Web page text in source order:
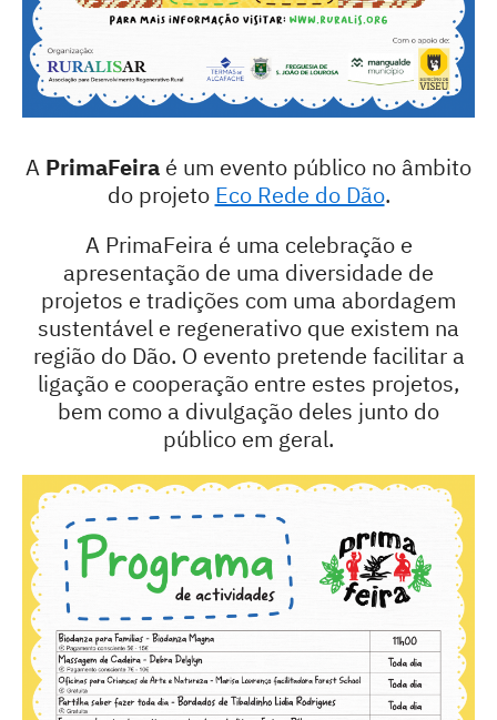
A PrimaFeira é um evento público no âmbito
do projeto Eco Rede do Dão.
A PrimaFeira é uma celebração e
apresentação de uma diversidade de
projetos e tradições com uma abordagem
sustentável e regenerativo que existem na
região do Dão. O evento pretende facilitar a
ligação e cooperação entre estes projetos,
bem como a divulgação deles junto do
público em geral.